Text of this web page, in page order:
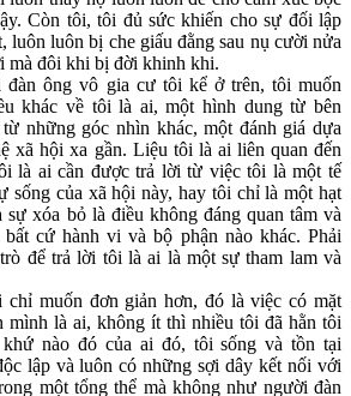
Còn tôi, tôi đủ sức khiến cho sự đối lập
luôn luôn bị che giấu đằng sau nụ cười nửa
mà đôi khi bị đời khinh khi.
ông vô gia cư tôi kể ở trên, tôi muốn
khác về tôi là ai, một hình dung từ bên
những góc nhìn khác, một đánh giá dựa
xã hội xa gần. Liệu tôi là ai liên quan đến
là ai cần được trả lời từ việc tôi là một tế
sống của xã hội này, hay tôi chỉ là một hạt
sự xóa bỏ là điều không đáng quan tâm và
cứ hành vi và bộ phận nào khác. Phải
để trả lời tôi là ai là một sự tham lam và
muốn đơn giản hơn, đó là việc có mặt
mình là ai, không ít thì nhiều tôi đã hằn tôi
nào đó của ai đó, tôi sống và tồn tại
lập và luôn có những sợi dây kết nối với
một tổng thể mà không như người đàn